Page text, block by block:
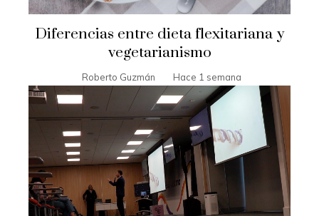
Diferencias entre dieta flexitariana y
vegetarianismo
Roberto Guzmán Hace 1 semana